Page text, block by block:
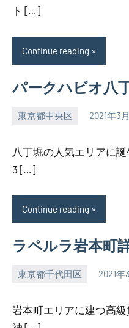
ト […]
Continue reading
パークハビオ八
東京都中央区 2021年3
SEZIMO
八丁堀の人気エリアに
3 […]
Continue reading
ラペルラ岩本町
東京都千代田区 2021年
SEZIMO
岩本町エリアに建つ高